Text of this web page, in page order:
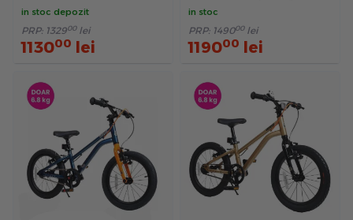
in stoc depozit
PRP: 132900 lei
113000 lei
in stoc
PRP: 149000 lei
119000 lei